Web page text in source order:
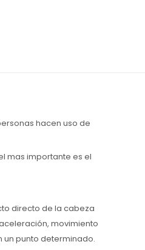
hacen uso de
mas importante es el
directo de la cabeza
movimiento
un punto determinado.